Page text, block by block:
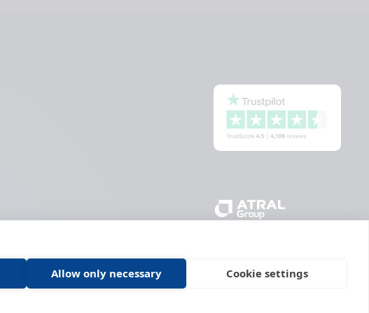
Allow only necessary Cookie settings